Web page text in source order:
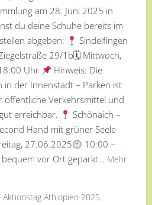
am 28. Juni 2025 in
du deine Schuhe bereits im
abgeben:
Sindelfingen
29/1b🗓 Mittwoch,
Uhr
Hinweis: Die
in der Innenstadt – Parken ist
öffentliche Verkehrsmittel und
erreichbar.
Schönaich –
Hand mit grüner Seele
27.06.2025
10:00 –
bequem vor Ort geparkt… Mehr
Aktionstag Äthiopien 2025,